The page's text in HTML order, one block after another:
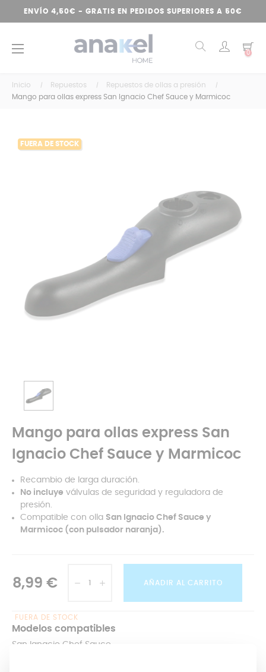
ENVÍO 4,50€ - GRATIS EN PEDIDOS SUPERIORES A 50€
Navegación
☰ 0
Inicio Repuestos
Repuestos de ollas a presión
Mango para ollas express San Ignacio Chef Sauce y Marmicoc
FUERA DE STOCK
Mango para ollas express San
Ignacio Chef Sauce y Marmicoc
Recambio de larga duración.
No incluye válvulas de seguridad y reguladora de
presión.
Compatible con olla San Ignacio Chef Sauce y
Marmicoc (con pulsador naranja).
8,99 € AÑADIR AL CARRITO
FUERA DE STOCK
Modelos compatibles
San Ignacio Chef Sauce